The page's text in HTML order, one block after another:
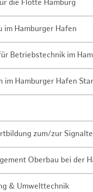
die Flotte Hamburg
im Hamburger Hafen
Betriebstechnik im
Hamburger Hafen
zum/zur
Oberbau bei der
& Umwelttechnik